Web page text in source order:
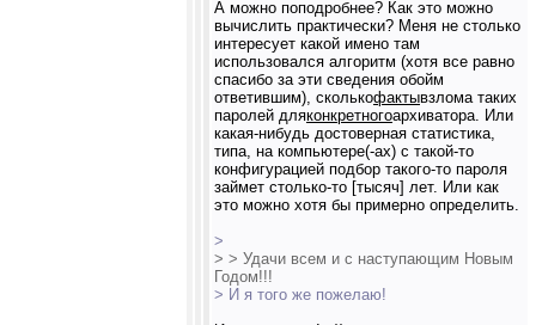
А можно поподробнее? Как это можно
вычислить практически? Меня не столько
интересует какой имено там
использовался алгоритм (хотя все равно
спасибо за эти сведения обойм
ответившим), сколькофактывзлома таких
паролей дляконкретногоархиватора. Или
какая-нибудь достоверная статистика,
типа, на компьютере(-ах) с такой-то
конфигурацией подбор такого-то пароля
займет столько-то [тысяч] лет. Или как
это можно хотя бы примерно определить.
>
> > Удачи всем и с наступающим Новым
Годом!!!
> И я того же пожелаю!